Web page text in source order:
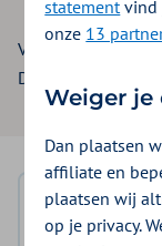
Versie: 3.0
Datum: 6
statementvind
onze 13
Weiger je
Dan plaatsen
affiliate en
plaatsen wij
op je privacy.